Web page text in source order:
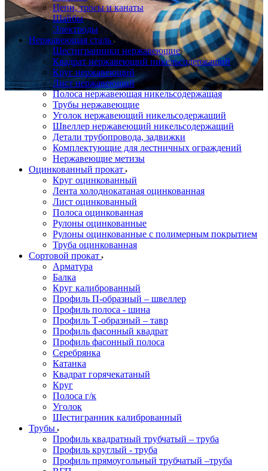
Цепи, тросы и канаты
Шайбы
Электроды
Нержавеющая сталь
Шестигранники нержавеющие
Квадрат нержавеющий никельсодержащий
Круг нержавеющий
Лист нержавеющий
Полоса нержавеющая никельсодержащая
Трубы нержавеющие
Уголок нержавеющий никельсодержащий
Швеллер нержавеющий никельсодержащий
Детали трубопровода, задвижки
Комплектующие для лестничных ограждений
Нержавеющие метизы
Оцинкованный прокат
Круг оцинкованный
Лента холоднокатаная оцинкованная
Лист оцинкованный
Полоса оцинкованная
Рулоны оцинкованные
Рулоны оцинкованные с полимерным покрытием
Труба оцинкованная
Сортовой прокат
Арматура
Балка
Круг калиброванный
Профиль П-образный – швеллер
Профиль полоса - шина
Профиль Т-образный – тавр
Профиль фасонный квадрат
Профиль фасонный полоса
Серебрянка
Катанка
Квадрат горячекатаный
Круг
Полоса г/к
Уголок
Шестигранник калиброванный
Трубы
Профиль квадратный трубчатый – труба
Профиль круглый - труба
Профиль прямоугольный трубчатый –труба